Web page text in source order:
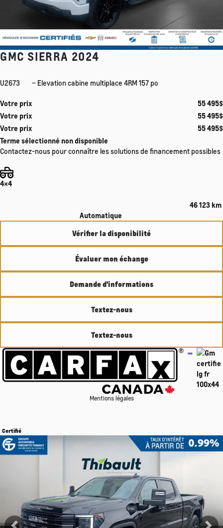
GMC SIERRA 2024
U2673 – Elevation cabine multiplace 4RM 157 po
Votre prix 55 495$
Votre prix
55 495$
Votre prix
55 495$
Terme sélectionné non disponible
Contactez-nous pour connaître les solutions de financement possibles
4×4
Automatique
46 123 km
Vérifier la disponibilité
Évaluer mon échange
Demande d'informations
Textez-nous
Textez-nous
Mentions légales
Certifié
Afficher 15 images en plus